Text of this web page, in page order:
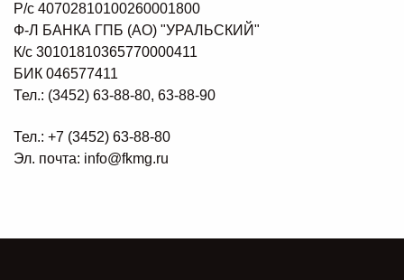
Р/с 40702810100260001800
Ф-Л БАНКА ГПБ (АО) "УРАЛЬСКИЙ"
К/с 30101810365770000411
БИК 046577411
Тел.: (3452) 63-88-80, 63-88-90
Тел.: +7 (3452) 63-88-80
Эл. почта: info@fkmg.ru